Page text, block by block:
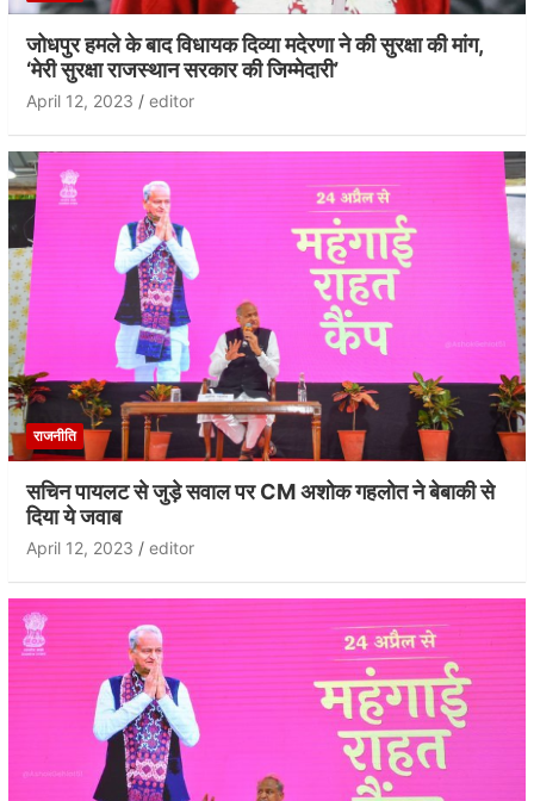
जोधपुर हमले के बाद विधायक दिव्या मदेरणा ने की सुरक्षा की मांग,
‘मेरी सुरक्षा राजस्थान सरकार की जिम्मेदारी’
April 12, 2023 editor
राजनीति
सचिन पायलट से जुड़े सवाल पर CM अशोक गहलोत ने बेबाकी से
दिया ये जवाब
April 12, 2023 editor